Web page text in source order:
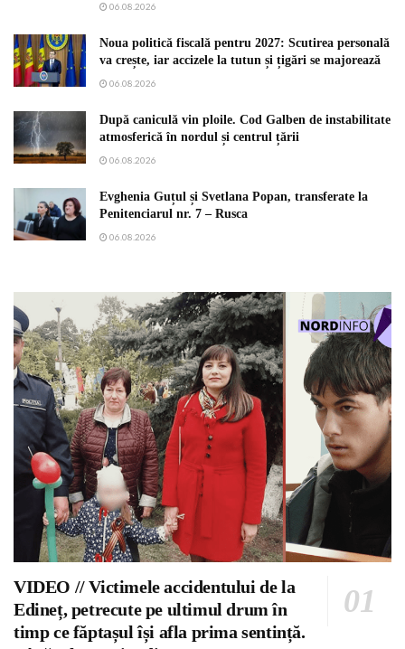
06.08.2026
Noua politică fiscală pentru 2027: Scutirea personală
va crește, iar accizele la tutun și țigări se majorează
06.08.2026
După caniculă vin ploile. Cod Galben de instabilitate
atmosferică în nordul și centrul țării
06.08.2026
Evghenia Guțul și Svetlana Popan, transferate la
Penitenciarul nr. 7 – Rusca
06.08.2026
VIDEO // Victimele accidentului de la
Edineț, petrecute pe ultimul drum în
timp ce făptașul își afla prima sentință.